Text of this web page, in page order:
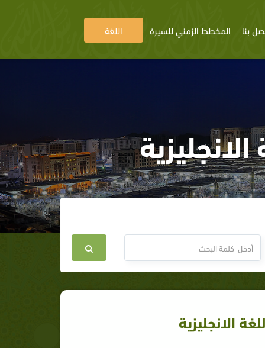
بنا المخطط الزمني للسيرة اللغة
الانجليزية